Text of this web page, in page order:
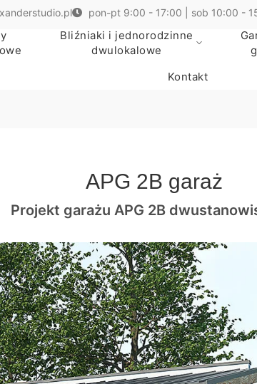
pon-pt 9:00 - 17:00 | sob 10:00 -
Bliźniaki i jednorodzinne
dwulokalowe
Kontakt
APG 2B garaż
Projekt garażu APG 2B